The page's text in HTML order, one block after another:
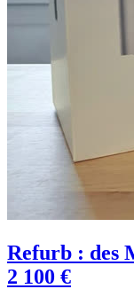
Refurb : des
2 100 €